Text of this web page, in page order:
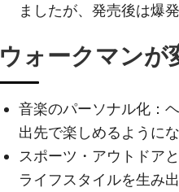
ましたが、発売後は爆
ウォークマンが
音楽のパーソナル化 ：
出先で楽しめるようにな
スポーツ・アウトドア
ライフスタイルを生み出